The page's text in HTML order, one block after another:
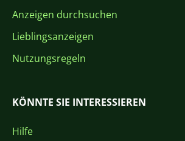
Anzeigen durchsuchen
Lieblingsanzeigen
Nutzungsregeln
KÖNNTE SIE INTERESSIEREN
Hilfe